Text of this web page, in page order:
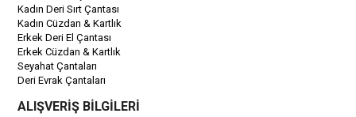
Kadın Deri Sırt Çantası
Kadın Cüzdan & Kartlık
Erkek Deri El Çantası
Erkek Cüzdan & Kartlık
Seyahat Çantaları
Deri Evrak Çantaları
ALIŞVERİŞ BİLGİLERİ